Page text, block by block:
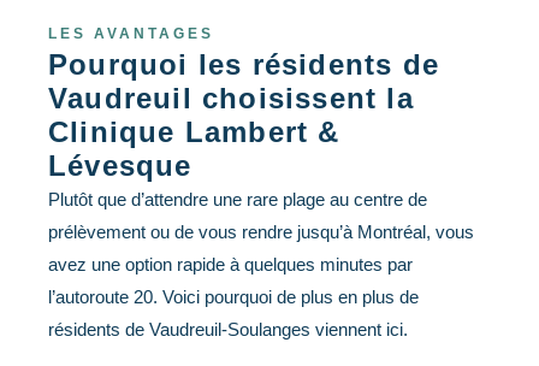
LES AVANTAGES
Pourquoi les résidents de
Vaudreuil choisissent la
Clinique Lambert &
Lévesque
Plutôt que d’attendre une rare plage au centre de
prélèvement ou de vous rendre jusqu’à Montréal, vous
avez une option rapide à quelques minutes par
l’autoroute 20. Voici pourquoi de plus en plus de
résidents de Vaudreuil-Soulanges viennent ici.